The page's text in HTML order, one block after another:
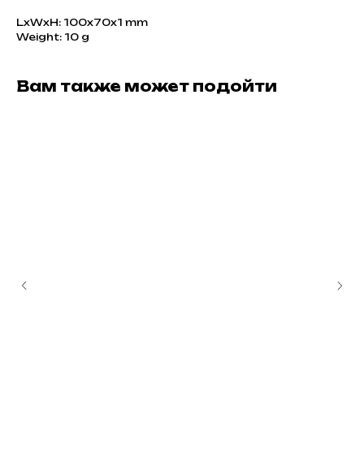
LxWxH: 100x70x1 mm
Weight: 10 g
Вам также может подойти